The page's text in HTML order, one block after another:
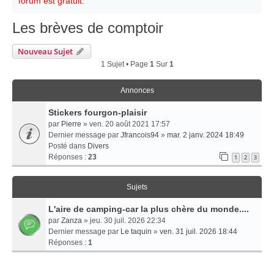
Les brèves de comptoir
Nouveau Sujet
1 Sujet • Page 1Sur 1
Annonces
Stickers fourgon-plaisir
par Pierre » ven. 20 août 2021 17:57
Dernier message par Jfrancois94 » mar. 2 janv. 2024 18:49
Posté dans Divers
Réponses : 23 1 2 3
Sujets
L'aire de camping-car la plus chère du monde....
par Zanza » jeu. 30 juil. 2026 22:34
Dernier message par Le taquin » ven. 31 juil. 2026 18:44
Réponses : 1